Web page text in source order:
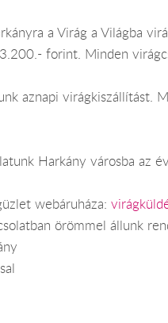
a Virág a Világba
forint. Minden
aznapi virágkiszállítást.
Harkány városba az
webáruháza:
örömmel állunk